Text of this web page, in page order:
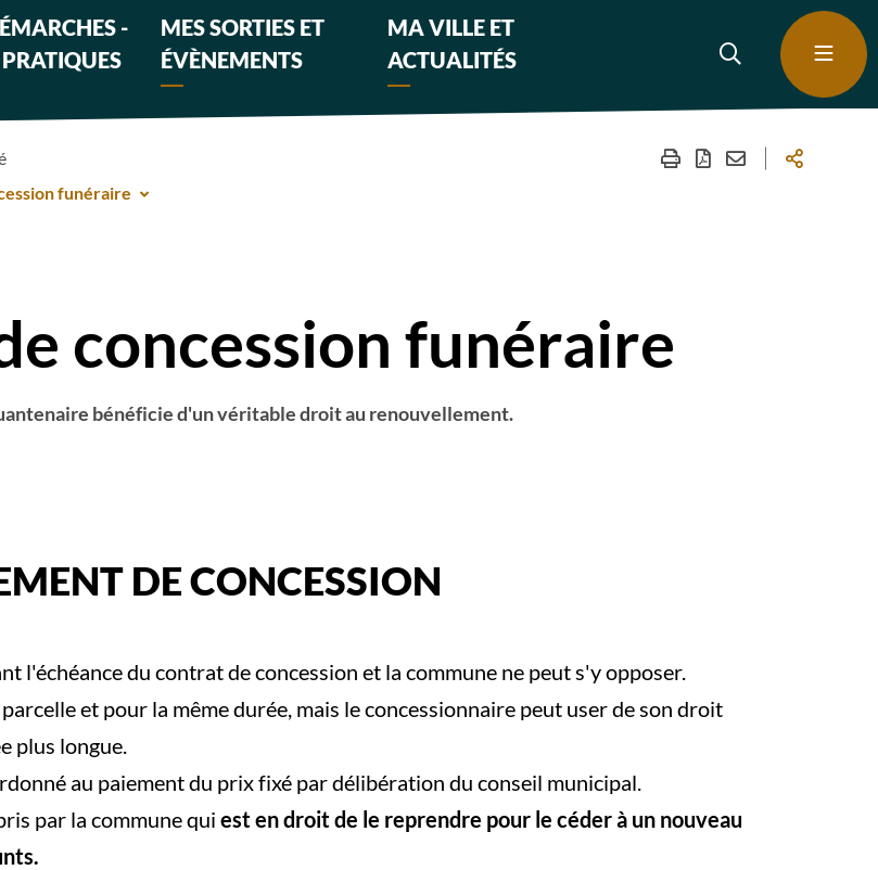
-
MES SORTIES ET
ÉVÈNEMENTS
MA VILLE ET
ACTUALITÉS
funéraire
concession funéraire
bénéficie d'un véritable droit au renouvellement.
DE CONCESSION
l'échéance du contrat de concession et la commune ne peut s'y opposer.
et pour la même durée, mais le concessionnaire peut user de son droit
plus longue.
au paiement du prix fixé par délibération du conseil municipal.
par la commune qui est en droit de le reprendre pour le céder à un nouveau